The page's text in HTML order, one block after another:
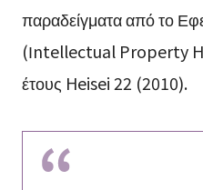
παραδείγματα από το
(Ιntellectual Property
έτους Heisei 22 (2010).